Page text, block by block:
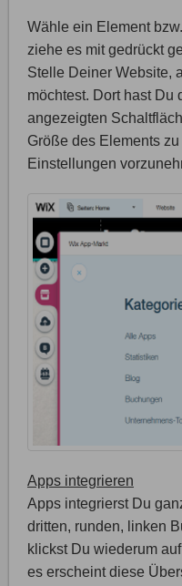
Wähle ein Element
ziehe es mit gedrückt
Stelle Deiner Website,
möchtest. Dort hast Du
angezeigten
Größe des Elements
Einstellungen
Apps integrieren
Apps integrierst Du
dritten, runden, linken
klickst Du wiederum
es erscheint diese